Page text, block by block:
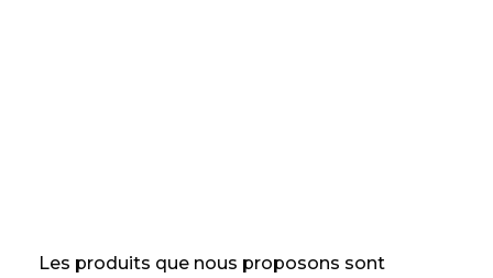
Les produits que nous proposons sont